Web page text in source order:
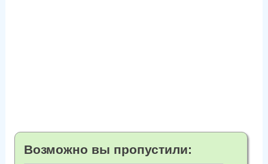
Возможно вы пропустили: